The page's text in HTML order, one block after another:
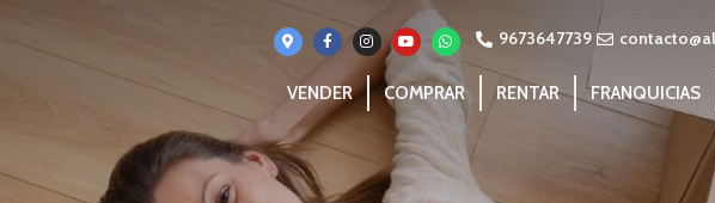
9673647739
VENDER COMPRAR RENTAR FRANQUICIAS